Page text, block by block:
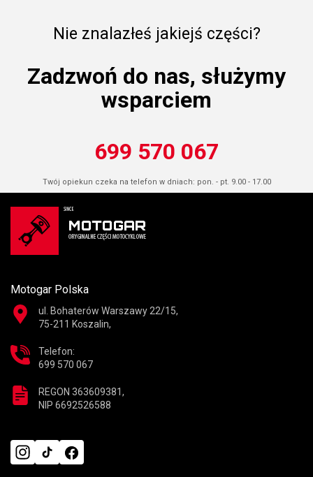
Nie znalazłeś jakiejś części?
Zadzwoń do nas, służymy
wsparciem
699 570 067
Twój opiekun czeka na telefon w dniach: pon. - pt. 9.00 - 17.00
Motogar Polska
ul. Bohaterów Warszawy 22/15,
75-211 Koszalin,
Telefon:
699 570 067
REGON 363609381,
NIP 6692526588